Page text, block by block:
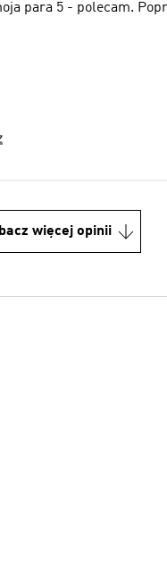
para 5 - polecam.
więcej opinii